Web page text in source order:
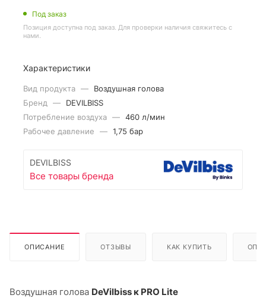
Под заказ
Позиция доступна под заказ. Для проверки наличия свяжитесь с
нами.
Характеристики
Вид продукта —
Воздушная голова
Бренд
—
DEVILBISS
Потребление воздуха — 460 л/мин
Рабочее давление
— 1,75 бар
DEVILBISS
Все товары бренда
ОПИСАНИЕ ОТЗЫВЫ КАК КУПИТЬ
Воздушная голова DeVilbiss к PRO Lite